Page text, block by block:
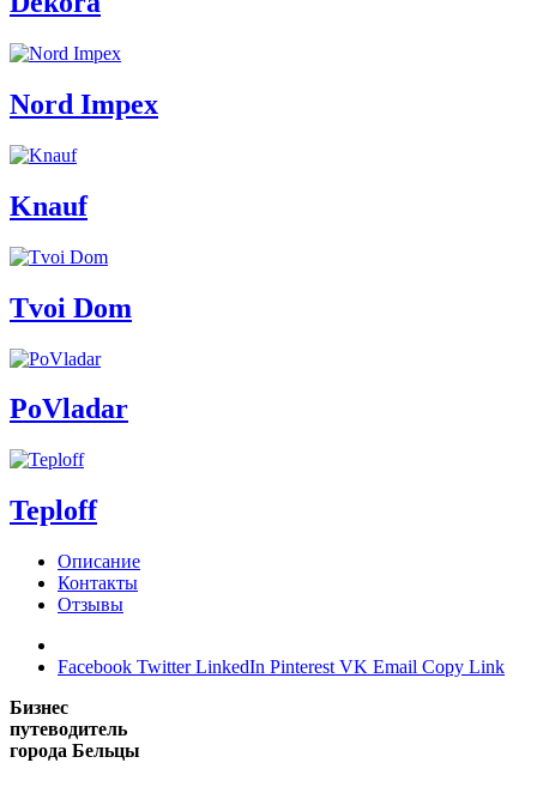
Nord Impex
Knauf
Tvoi Dom
PoVladar
Teploff
Описание
Контакты
Отзывы
Facebook TwitterLinkedIn Pinterest VK Email Copy Link
Бизнес
путеводитель
города Бельцы